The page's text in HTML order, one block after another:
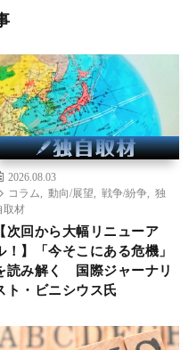
2026.08.03
コラム
動向/展望 戦争/紛争
独
取材
【次回から大幅リニューア
！】「今そこにある危機」
読み解く 国際ジャーナリ
ト・ビニシウス氏